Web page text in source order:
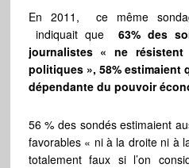
En 2011, ce même
indiquait que63% des
journalistes « ne
politiques », 58% estimaient
dépendante du pouvoir
56 % des sondés estimaient
favorables « ni à la droite ni à
totalement faux si l’on